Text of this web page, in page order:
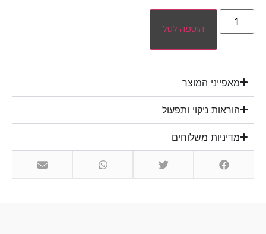
הוספה לסל
מאפייני המוצר
הוראות ניקוי ותפעול
מדיניות משלוחים